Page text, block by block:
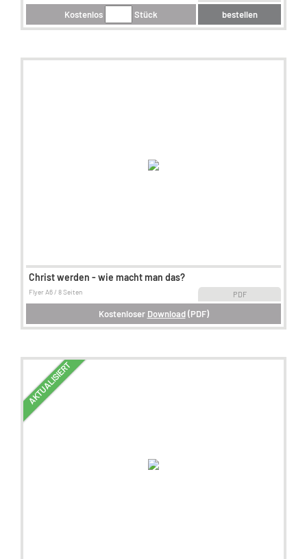
Kostenlos Stück bestellen
Christ werden - wie macht man das?
PDF
Flyer A6 / 8 Seiten
Kostenloser Download(PDF)
AKTUALISIERT